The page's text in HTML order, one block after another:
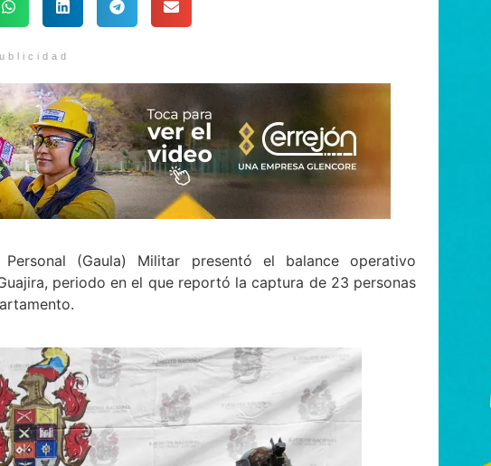
(Gaula) Militar presentó el balance operativo
periodo en el que reportó la captura de 23 personas